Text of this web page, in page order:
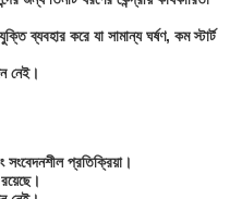
ব্যবহার করে যা সামান্য ঘর্ষণ, কম স্টার্ট
নেই।
প্রতিক্রিয়া।